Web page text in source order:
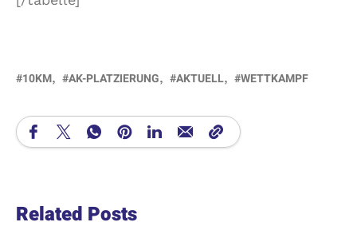
10KM AK-PLATZIERUNG AKTUELL WETTKAMPF
Related Posts